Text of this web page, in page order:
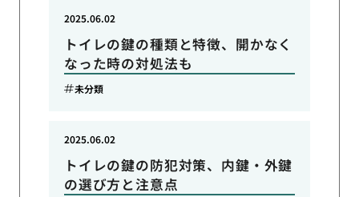
トイレの鍵の種類と特徴、開かなく
なった時の対処法も
2025.06.02
未分類
トイレの鍵の防犯対策、内鍵・外鍵
の選び方と注意点
2025.06.02